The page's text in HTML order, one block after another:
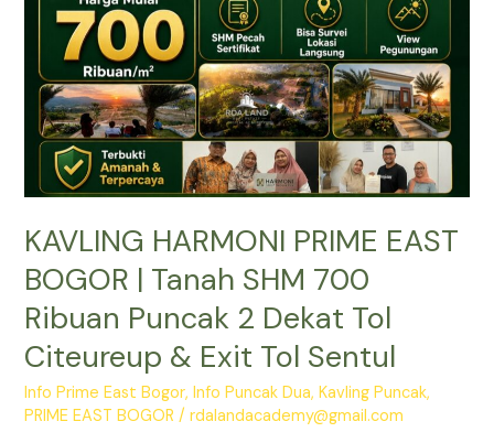
KAVLING HARMONI PRIME EAST
BOGOR | Tanah SHM 700
Ribuan Puncak 2 Dekat Tol
Citeureup & Exit Tol Sentul
Info Prime East Bogor,Info Puncak Dua,Kavling Puncak,
PRIME EAST BOGOR /rdalandacademy@gmail.com
Tanah
700
Ribuan
Puncak
Dekat
Citeureup
Exit
Tol